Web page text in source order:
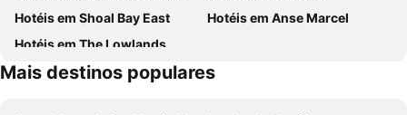
Hotéis em Shoal Bay East
Hotéis em Anse Marcel
Hotéis em The Lowlands
Mais destinos populares